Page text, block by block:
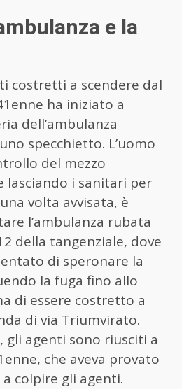
e la
costretti a scendere dal
ha iniziato a
dell’ambulanza
specchietto. L’uomo
del mezzo
lasciando i sanitari per
volta avvisata, è
l’ambulanza rubata
della tangenziale, dove
di speronare la
la fuga fino allo
di essere costretto a
di via Triumvirato.
gli agenti sono riusciti a
che aveva provato
colpire gli agenti.